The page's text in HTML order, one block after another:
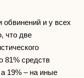
обвинений и у всех
что две
81% средств
19% – на иные